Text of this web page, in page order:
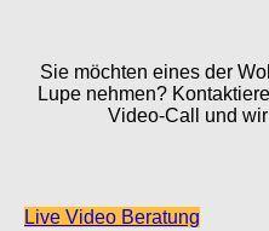
Sie möchten eines der
Lupe nehmen?
Video-Call und
Live Video Beratung